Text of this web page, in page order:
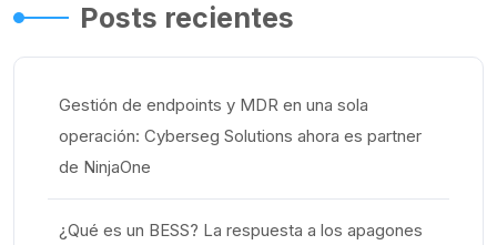
Posts recientes
Gestión de endpoints y MDR en una sola
operación: Cyberseg Solutions ahora es partner
de NinjaOne
¿Qué es un BESS? La respuesta a los apagones